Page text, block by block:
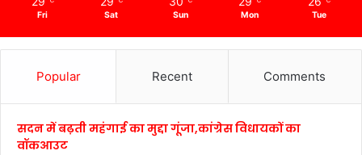
Fri Sat Sun Mon Tue
Popular Recent Comments
सदन में बढ़ती महंगाई का मुद्दा गूंजा,कांग्रेस विधायकों का
वॉकआउट